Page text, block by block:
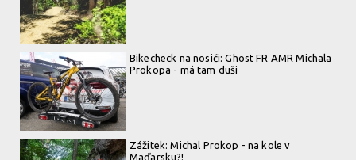
Bikecheck na nosiči: Ghost FR AMR Michala
Prokopa - má tam duši
Zážitek: Michal Prokop - na kole v
Maďarsku?!